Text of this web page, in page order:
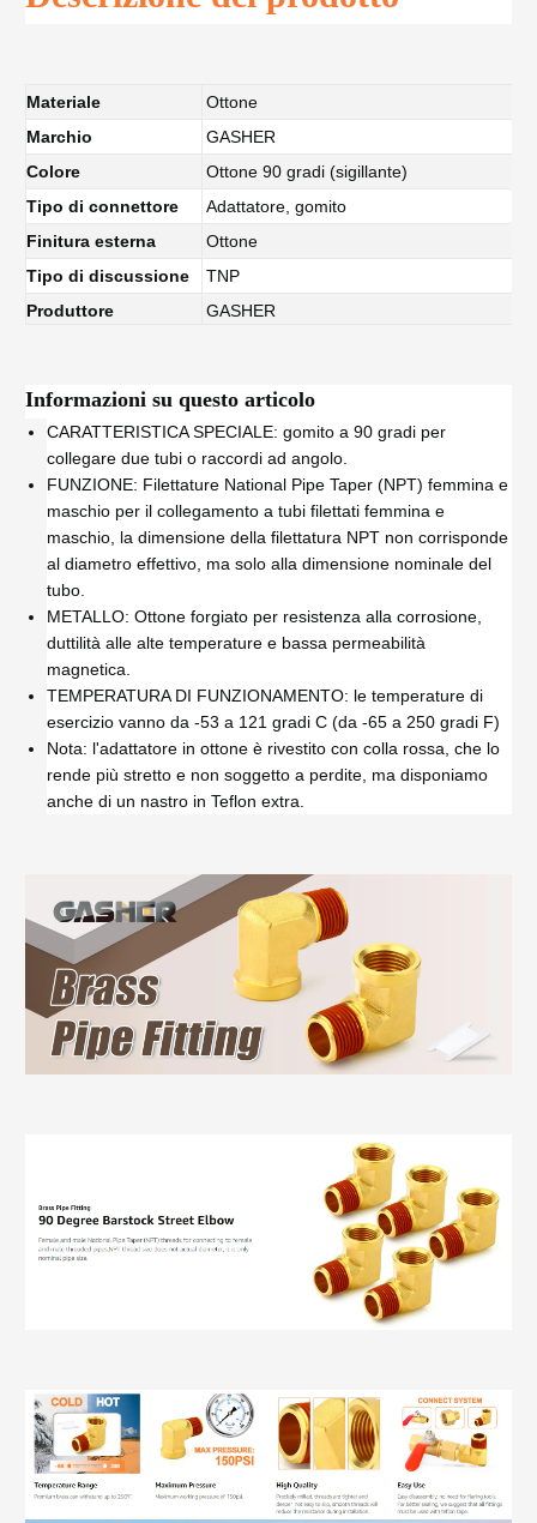
Materiale
Ottone
Marchio
GASHER
Colore
Ottone 90 gradi (sigillante)
Tipo di connettore
Adattatore, gomito
Finitura esterna
Ottone
Tipo di discussione
TNP
Produttore
GASHER
Informazioni su questo articolo
CARATTERISTICA SPECIALE: gomito a 90 gradi per
collegare due tubi o raccordi ad angolo.
FUNZIONE: Filettature National Pipe Taper (NPT) femmina e
maschio per il collegamento a tubi filettati femmina e
maschio, la dimensione della filettatura NPT non corrisponde
al diametro effettivo, ma solo alla dimensione nominale del
tubo.
METALLO: Ottone forgiato per resistenza alla corrosione,
duttilità alle alte temperature e bassa permeabilità
magnetica.
TEMPERATURA DI FUNZIONAMENTO: le temperature di
esercizio vanno da -53 a 121 gradi C (da -65 a 250 gradi F)
Nota: l'adattatore in ottone è rivestito con colla rossa, che lo
rende più stretto e non soggetto a perdite, ma disponiamo
anche di un nastro in Teflon extra.